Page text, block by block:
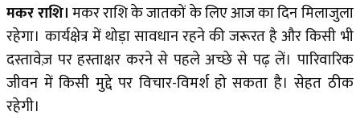
मकर राशि।मकर राशि के जातकों के लिए आज का दिन मिलाजुला
रहेगा। कार्यक्षेत्र में थोड़ा सावधान रहने की जरूरत है और किसी भी
दस्तावेज़ पर हस्ताक्षर करने से पहले अच्छे से पढ़ लें। पारिवारिक
जीवन में किसी मुद्दे पर विचार-विमर्श हो सकता है। सेहत ठीक
रहेगी।